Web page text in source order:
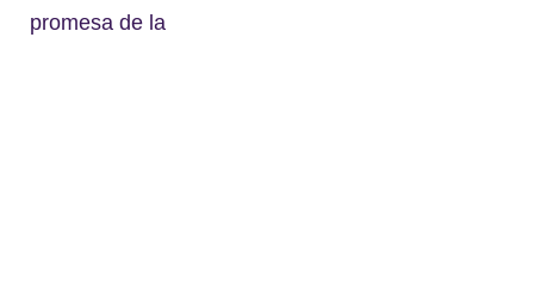
promesa de la